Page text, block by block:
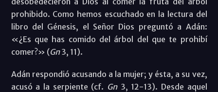
prohibido. Como hemos escuchado en la lectura del
libro del Génesis, el Señor Dios preguntó a Adán:
«¿Es que has comido del árbol del que te prohibí
comer?» (Gn3, 11).
Adán respondió acusando a la mujer; y ésta, a su vez,
acusó a la serpiente (cf. Gn3, 12-13). Desde aquel